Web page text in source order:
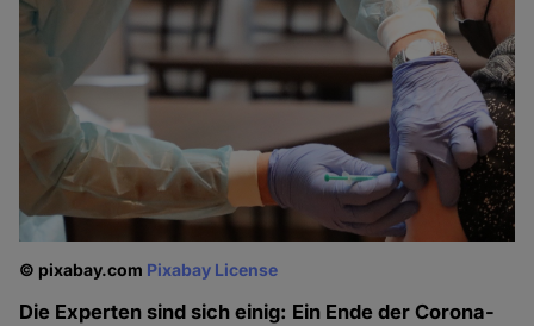
© pixabay.com Pixabay License
Die Experten sind sich einig: Ein Ende der Corona-